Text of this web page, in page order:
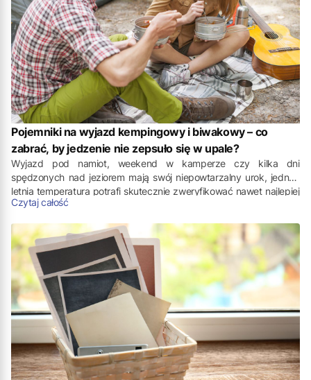
Pojemniki na wyjazd kempingowy i biwakowy – co
zabrać, by jedzenie nie zepsuło się w upale?
Wyjazd pod namiot, weekend w kamperze czy kilka dni
spędzonych nad jeziorem mają swój niepowtarzalny urok, jednak
letnia temperatura potrafi skutecznie zweryfikować nawet najlepiej
zaplanowany prowiant. Produkty, które w domowej kuchni bez
kilku godzin stracić smak, aromat, a przede wszystkim przestać
być bezpieczne do spożycia. Właśnie dlatego przechowywanie
jedzenia na kempingu wymaga nie tylko dobrej organizacji, ale
również odpowiednio dobranych akcesoriów, które zabezpieczą
żywność przed wysoką temperaturą, wilgocią oraz przypadkowym
uszkodzeniem.
Czytaj całość